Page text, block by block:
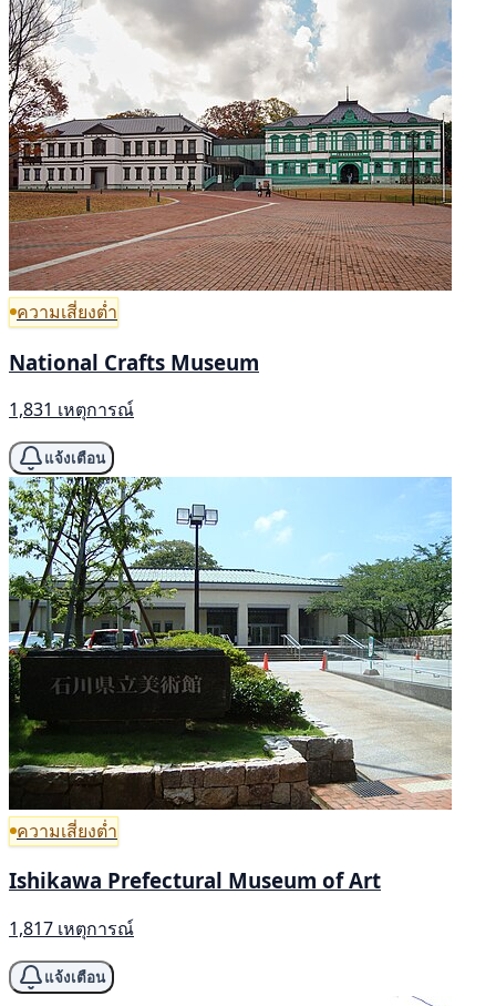
ความเสี่ยงต่ำ
National Crafts Museum
1,831 เหตุการณ์
แจ้งเตือน
ความเสี่ยงต่ำ
Ishikawa Prefectural Museum of Art
1,817 เหตุการณ์
แจ้งเตือน